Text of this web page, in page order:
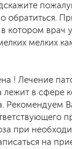
обратиться.
котором врач
мелких
! Лечение
лежит в сфере
Рекомендуем
при
на